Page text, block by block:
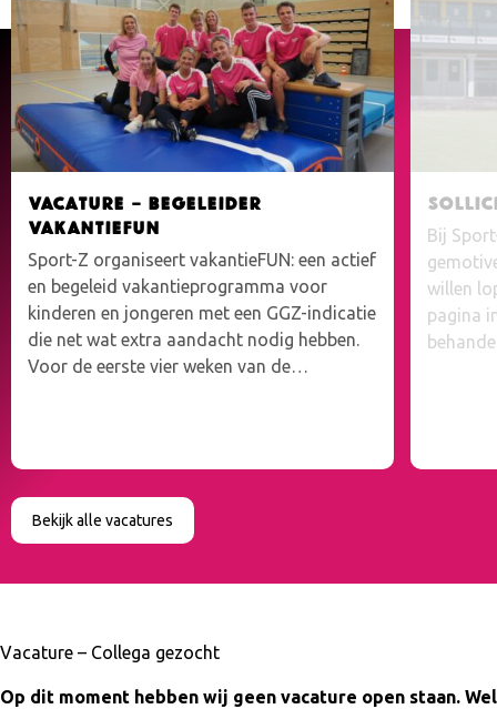
Vacature – Begeleider
VakantieFUN
Sport-Z organiseert vakantieFUN: een actief
en begeleid vakantieprogramma voor
kinderen en jongeren met een GGZ-indicatie
die net wat extra aandacht nodig hebben.
Voor de eerste vier weken van de…
Bij
willen
pagina
Bekijk alle vacatures
Vacature – Collega gezocht
Op dit moment hebben wij geen vacature open staan. Wel